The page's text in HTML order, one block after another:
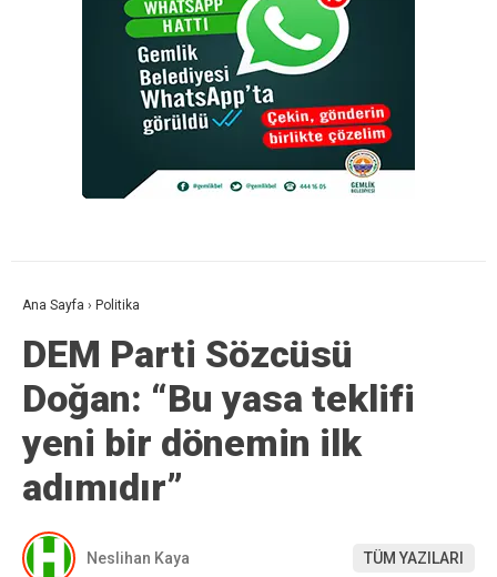
Ana Sayfa › Politika
DEM Parti Sözcüsü
Doğan: “Bu yasa teklifi
yeni bir dönemin ilk
adımıdır”
Neslihan Kaya TÜM YAZILARI